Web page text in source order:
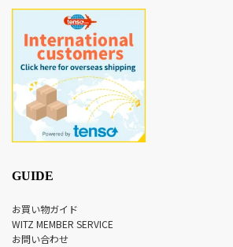
GUIDE
お買い物ガイド
WITZ MEMBER SERVICE
お問い合わせ